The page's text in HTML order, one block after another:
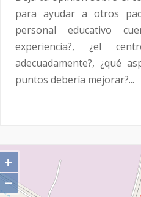
para ayudar a otros
personal educativo
experiencia?, ¿el
adecuadamente?, ¿qué
puntos debería mejorar?...
+
−